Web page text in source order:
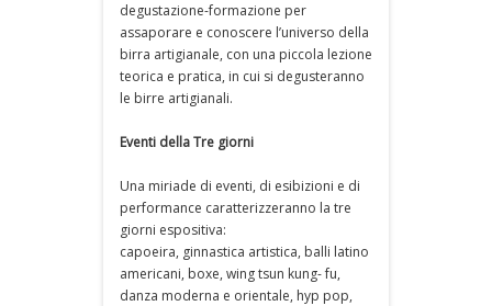
degustazione-formazione per
assaporare e conoscere l’universo della
birra artigianale, con una piccola lezione
teorica e pratica, in cui si degusteranno
le birre artigianali.
Eventi della Tre giorni
Una miriade di eventi, di esibizioni e di
performance caratterizzeranno la tre
giorni espositiva:
capoeira, ginnastica artistica, balli latino
americani, boxe, wing tsun kung- fu,
danza moderna e orientale, hyp pop,